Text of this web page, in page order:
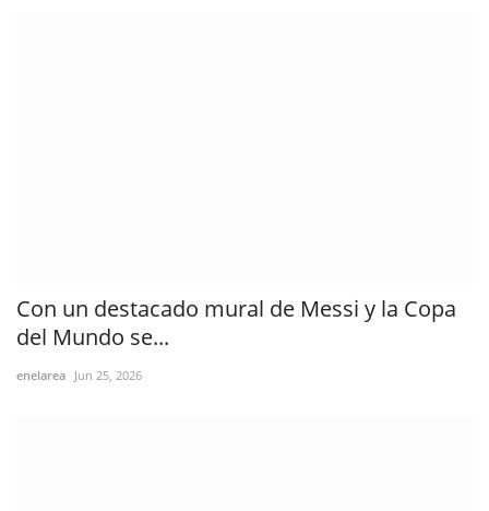
Con un destacado mural de Messi y la Copa
del Mundo se...
enelarea Jun 25, 2026